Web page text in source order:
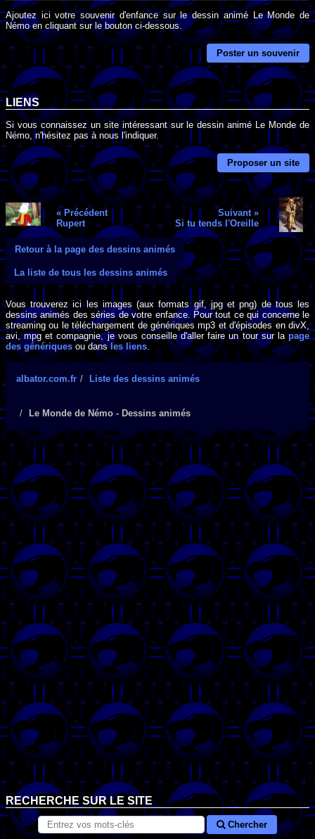
Ajoutez ici votre souvenir d'enfance sur le dessin animé Le Monde de
Némo en cliquant sur le bouton ci-dessous.
Poster un souvenir
LIENS
Si vous connaissez un site intéressant sur le dessin animé Le Monde de
Némo, n'hésitez pas à nous l'indiquer.
Proposer un site
« Précédent
Rupert
Suivant »
Si tu tends l'Oreille
Retour à la page des dessins animés
La liste de tous les dessins animés
Vous trouverez ici les images (aux formats gif, jpg et png) de tous les
dessins animés des séries de votre enfance. Pour tout ce qui concerne le
streaming ou le téléchargement de génériques mp3 et d'épisodes en divX,
avi, mpg et compagnie, je vous conseille d'aller faire un tour sur la page
des génériques ou dansles liens.
albator.com.fr Liste des dessins animés
Le Monde de Némo - Dessins animés
RECHERCHE SUR LE SITE
Chercher